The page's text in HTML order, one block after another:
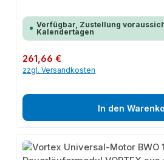
Verfügbar, Zustellung
Kalendertagen
Regulärer Preis:
261,66 €
zzgl. Versandkosten
In den